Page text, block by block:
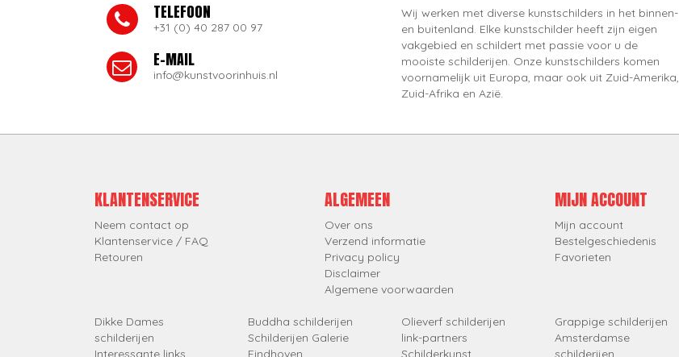
TELEFOON
+31 (0) 40 287 00 97
E-MAIL
info@kunstvoorinhuis.nl
Wij werken met diverse kunstschilders in het binnen-
en buitenland. Elke kunstschilder heeft zijn eigen
vakgebied en schildert met passie voor u de
mooiste schilderijen. Onze kunstschilders komen
voornamelijk uit Europa, maar ook uit Zuid-Amerika,
Zuid-Afrika en Azië.
KLANTENSERVICE
Neem contact op
Klantenservice / FAQ
Retouren
ALGEMEEN
Over ons
Verzend informatie
Privacy policy
Disclaimer
Algemene voorwaarden
MIJN ACCOUNT
Mijn account
Bestelgeschiedenis
Favorieten
Dikke Dames
schilderijen
Interessante links
Buddha schilderijen
Schilderijen Galerie
Eindhoven
Olieverf schilderijen
link-partners
Schilderkunst
Grappige schilderijen
Amsterdamse
schilderijen